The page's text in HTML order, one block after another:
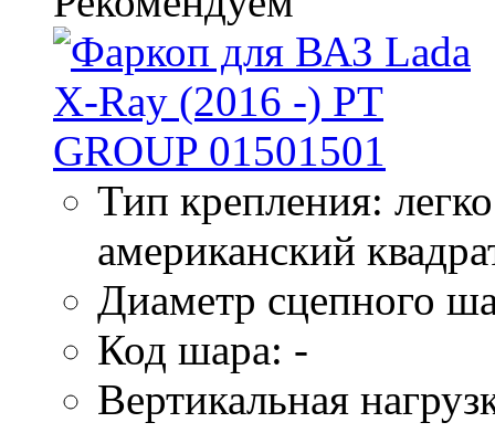
Тип крепления:
американский
Диаметр сцепного
Код шара: -
Вертикальная